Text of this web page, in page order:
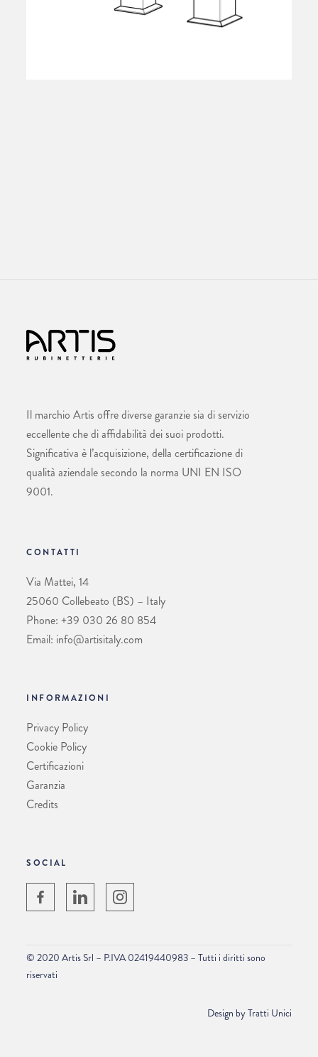
Il marchio Artis offre diverse garanzie sia di servizio
eccellente che di affidabilità dei suoi prodotti.
Significativa è l’acquisizione, della certificazione di
qualità aziendale secondo la norma UNI EN ISO
9001.
CONTATTI
Via Mattei, 14
25060 Collebeato (BS) – Italy
Phone: +39 030 26 80 854
Email: info@artisitaly.com
INFORMAZIONI
Privacy Policy
Cookie Policy
Certificazioni
Garanzia
Credits
SOCIAL
© 2020 Artis Srl – P.IVA 02419440983 – Tutti i diritti sono
riservati
Design byTratti Unici